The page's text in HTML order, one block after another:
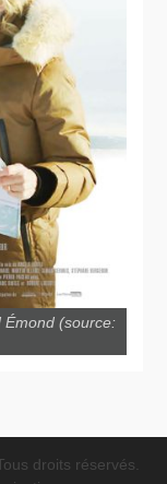
Émond (source:
droits réservés.